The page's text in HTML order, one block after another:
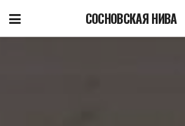
СОСНОВСКАЯ НИВА